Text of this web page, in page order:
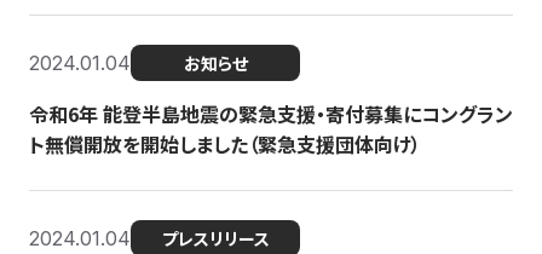
2024.01.04 お知らせ
令和6年 能登半島地震の緊急支援・寄付募集にコングラン
ト無償開放を開始しました（緊急支援団体向け）
2024.01.04 プレスリリース